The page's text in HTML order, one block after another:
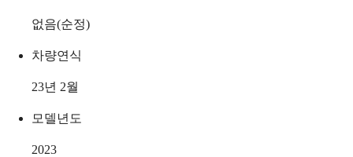
없음(순정)
차량연식
23년 2월
모델년도
2023